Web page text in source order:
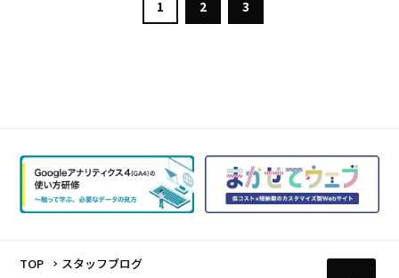
1 2 3
TOP スタッフブログ